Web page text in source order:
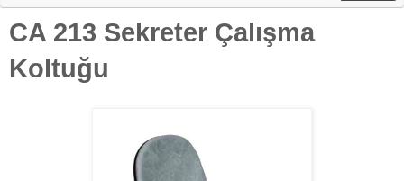
CA 213 Sekreter Çalışma
Koltuğu